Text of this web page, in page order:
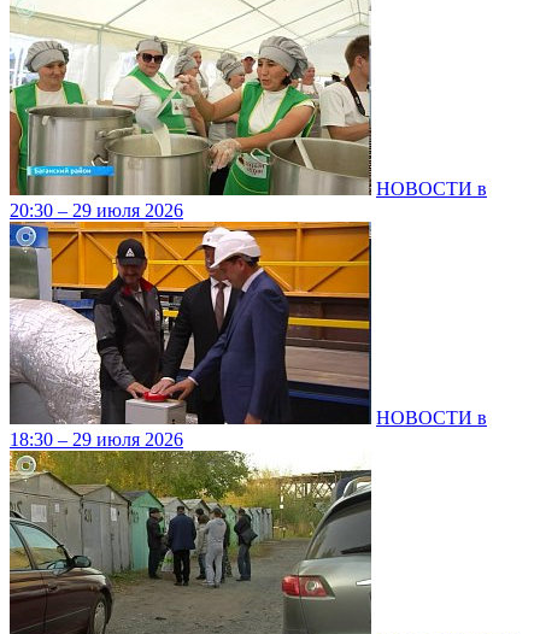
НОВОСТИ в
20:30 – 29 июля 2026
НОВОСТИ в
18:30 – 29 июля 2026